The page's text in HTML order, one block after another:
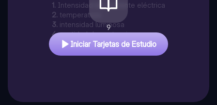
1. Intensidad de corriente eléctrica
2. temperatura
3. intensidad luminosa
4. cantidad de sustancia
9
Iniciar Tarjetas de Estudio